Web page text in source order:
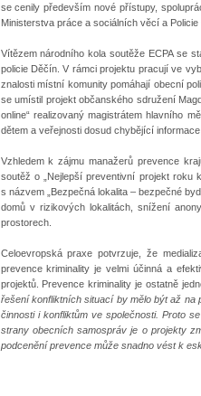
se cenily především nové přístupy,
Ministerstva práce a sociálních věcí a
Vítězem národního kola soutěže ECPA se
policie Děčín. V rámci projektu pracují ve
znalosti místní komunity pomáhají obecní
se umístil projekt občanského sdružení
online“ realizovaný magistrátem hlavního
dětem a veřejnosti dosud chybějící
Vzhledem k zájmu manažerů prevence
soutěž o „Nejlepší preventivní projekt
s názvem „Bezpečná lokalita – bezpečné
domů v rizikových lokalitách, snížení
prostorech.
Celoevropská praxe potvrzuje, že
prevence kriminality je velmi účinná a
projektů. Prevence kriminality je ostatně
řešení konfliktních situací by mělo být až na
činnosti i konfliktům ve společnosti. Proto
strany obecních samospráv je o projekty
podcenění prevence může snadno vést k